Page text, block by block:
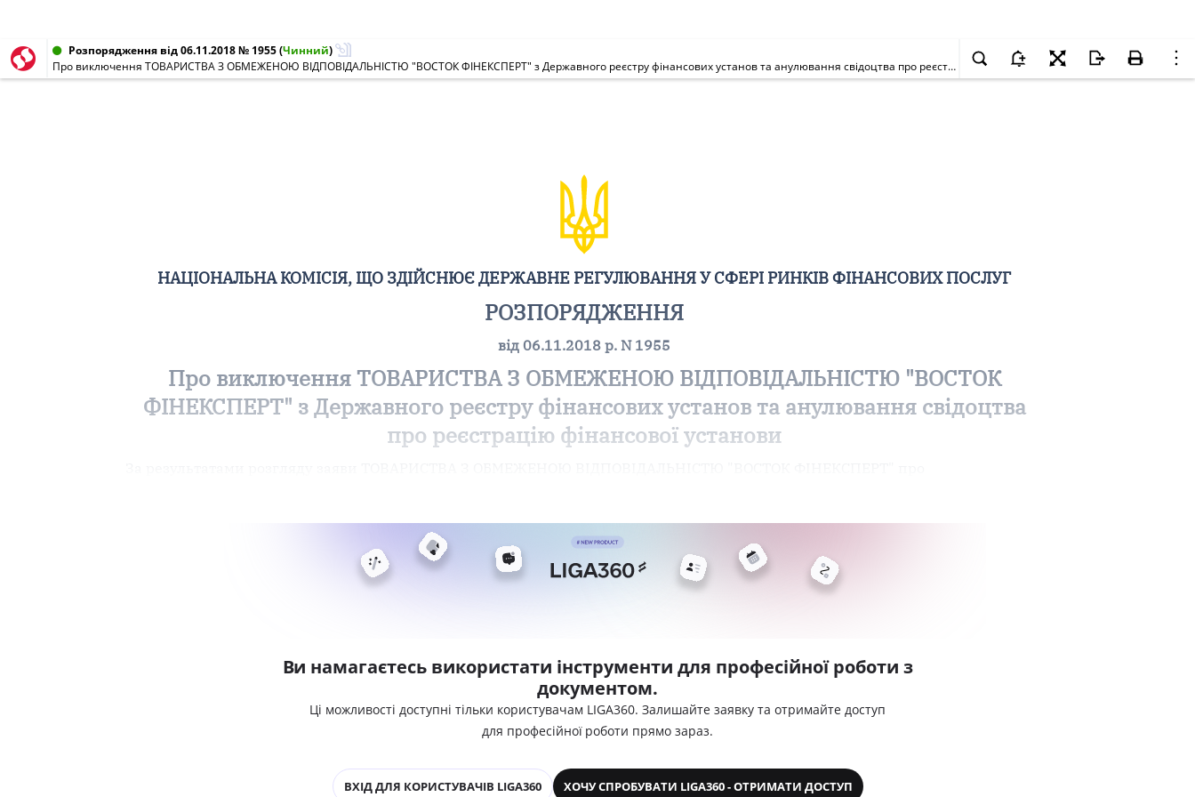
Розпорядження від 06.11.2018 № 1955(Чинний)
Про виключення ТОВАРИСТВА З ОБМЕЖЕНОЮ ВІДПОВІДАЛЬНІСТЮ "ВОСТОК ФІНЕКСПЕРТ" з Державного реєстру фінансових установ та анулювання свідоцтва про реєстрацію фінансової установи
НАЦІОНАЛЬНА КОМІСІЯ, ЩО ЗДІЙСНЮЄ ДЕРЖАВНЕ РЕГУЛЮВАННЯ У СФЕРІ РИНКІВ ФІНАНСОВИХ ПОСЛУГ
РОЗПОРЯДЖЕННЯ
від 06.11.2018 р. N 1955
Про виключення ТОВАРИСТВА З ОБМЕЖЕНОЮ ВІДПОВІДАЛЬНІСТЮ "ВОСТОК
ФІНЕКСПЕРТ" з Державного реєстру фінансових установ та анулювання свідоцтва
про реєстрацію фінансової установи
Ви намагаєтесь використати інструменти для професійної роботи з
документом.
Ці можливості доступні тільки користувачам LIGA360. Залишайте заявку та отримайте доступ
для професійної роботи прямо зараз.
ВХІД ДЛЯ КОРИСТУВАЧІВ LIGA360 ХОЧУ СПРОБУВАТИ LIGA360 - ОТРИМАТИ ДОСТУП